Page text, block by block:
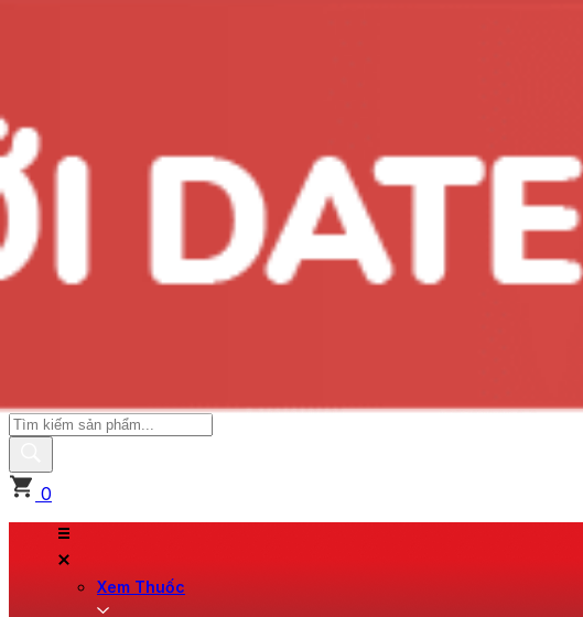
0
Xem Thuốc